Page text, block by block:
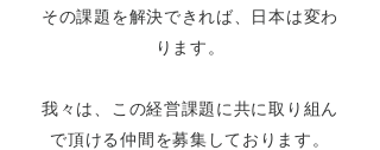
その課題を解決できれば、日本は変わ
ります。
我々は、この経営課題に共に取り組ん
で頂ける仲間を募集しております。